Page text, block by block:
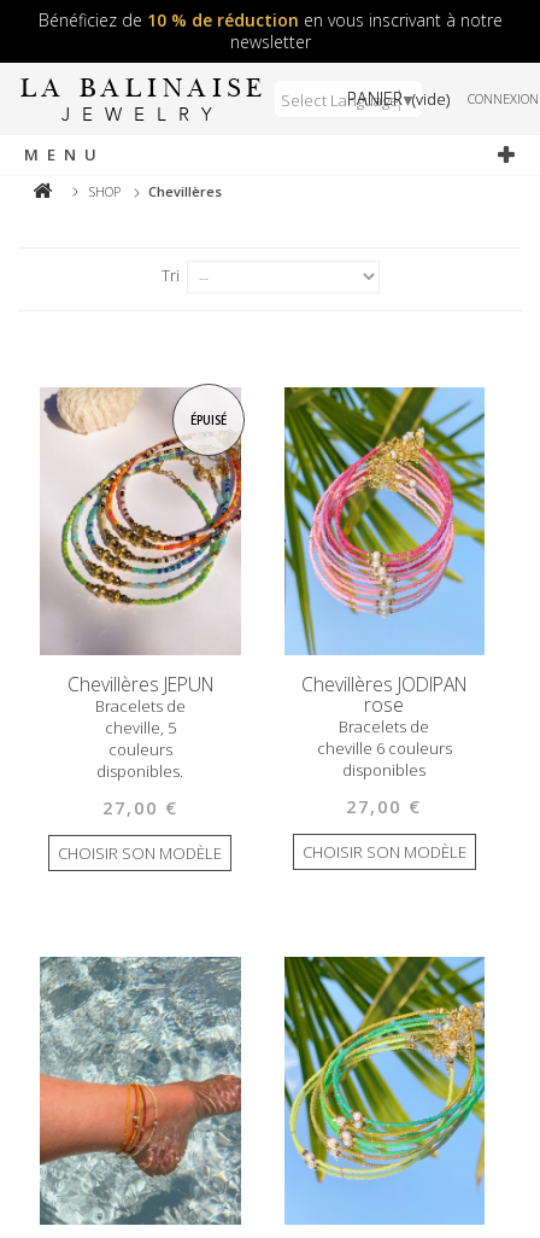
Bénéficiez de 10 % de réduction en vous inscrivant à notre
newsletter
Select Language▼
LA BALINAISE
JEWELRY
PANIER (vide) CONNEXION
MENU
SHOP Chevillères
Tri
ÉPUISÉ
Chevillères JEPUN
Bracelets de
cheville, 5
couleurs
disponibles.
27,00 €
CHOISIR SON MODÈLE
Chevillères JODIPAN
rose
Bracelets de
cheville 6 couleurs
disponibles
27,00 €
CHOISIR SON MODÈLE